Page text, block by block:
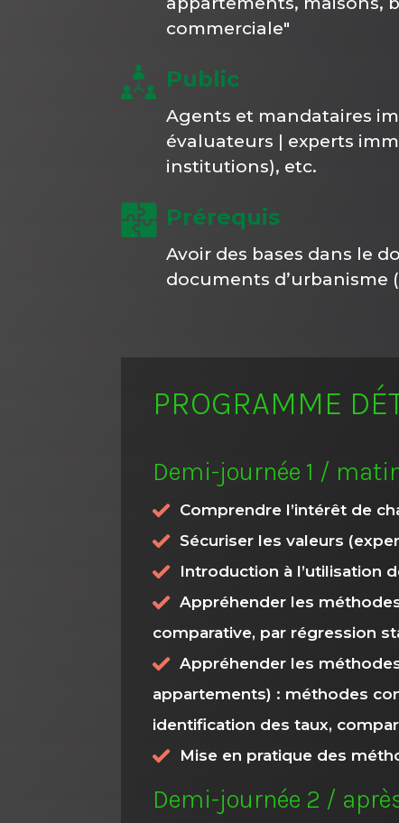
commerciale"
Public
Agents et mandataires
évaluateurs | experts
institutions), etc.
Prérequis
Avoir des bases dans le
documents d’urbanisme
PROGRAMME
Demi-journée 1 /
Comprendre l’intérêt de
Sécuriser les valeurs
Introduction à l’utilisation
Appréhender les
comparative, par régression
Appréhender les
appartements) : méthodes
identification des taux,
Mise en pratique des
Demi-journée 2 /